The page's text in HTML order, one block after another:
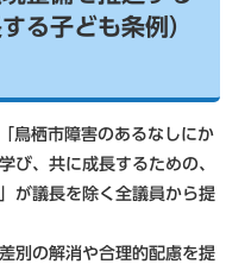
る子ども条例）
鳥栖市障害のあるなしにか
び、共に成長するための、
が議長を除く全議員から提
別の解消や合理的配慮を提